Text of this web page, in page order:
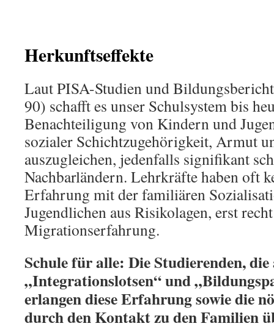
Herkunftseffekte
Laut PISA-Studien und
90) schafft es unser Schulsystem bis
Benachteiligung von Kindern und
sozialer Schichtzugehörigkeit, Armut
auszugleichen, jedenfalls signifikant
Nachbarländern. Lehrkräfte haben oft
Erfahrung mit der familiären
Jugendlichen aus Risikolagen, erst
Migrationserfahrung.
Schule für alle: Die Studierenden, die
„Integrationslotsen“ und
erlangen diese Erfahrung sowie die
durch den Kontakt zu den Familien